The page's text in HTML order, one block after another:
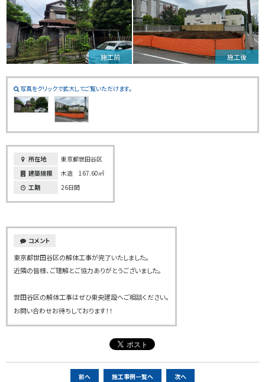
施工前 施工後
写真をクリックで拡大してご覧いただけます。
所在地
東京都世田谷区
建築規模
木造 167.60㎡
工期
26日間
コメント
東京都世田谷区の解体工事が完了いたしました。
近隣の皆様、ご理解とご協力ありがとうございました。
世田谷区の解体工事はぜひ東央建設へご相談ください。
お問い合わせお待ちしております！！
前へ 施工事例一覧へ 次へ